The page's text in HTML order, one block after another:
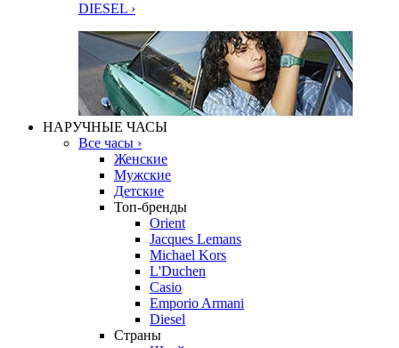
DIESEL ›
НАРУЧНЫЕ ЧАСЫ
Все часы ›
Женские
Мужские
Детские
Топ-бренды
Orient
Jacques Lemans
Michael Kors
L'Duchen
Casio
Emporio Armani
Diesel
Страны